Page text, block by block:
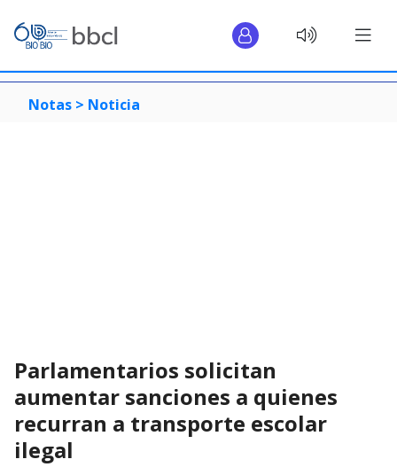
Notas > Noticia
Parlamentarios solicitan
aumentar sanciones a quienes
recurran a transporte escolar
ilegal